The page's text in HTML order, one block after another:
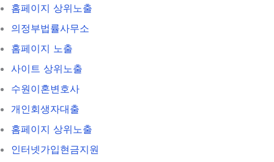
홈페이지 상위노출
의정부법률사무소
홈페이지 노출
사이트 상위노출
수원이혼변호사
개인회생자대출
홈페이지 상위노출
인터넷가입현금지원